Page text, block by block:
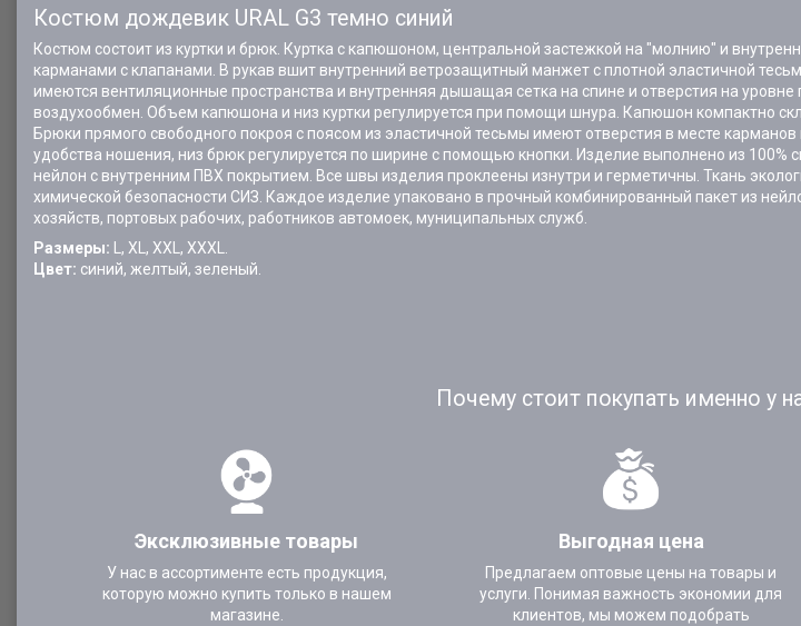
Костюм дождевик URAL G3 темно синий
Костюм состоит из куртки и брюк. Куртка с капюшоном, центральной застежкой на "молнию" и
карманами с клапанами. В рукав вшит внутренний ветрозащитный манжет с плотной эластичной
имеются вентиляционные пространства и внутренняя дышащая сетка на спине и отверстия на
воздухообмен. Объем капюшона и низ куртки регулируется при помощи шнура. Капюшон компактно
Брюки прямого свободного покроя с поясом из эластичной тесьмы имеют отверстия в месте карманов
удобства ношения, низ брюк регулируется по ширине с помощью кнопки. Изделие выполнено из 100%
нейлон с внутренним ПВХ покрытием. Все швы изделия проклеены изнутри и герметичны. Ткань
химической безопасности СИЗ. Каждое изделие упаковано в прочный комбинированный пакет из
хозяйств, портовых рабочих, работников автомоек, муниципальных служб.
Размеры: L, XL, XXL, XXXL.
Цвет: синий, желтый, зеленый.
Почему стоит покупать именно у
Эксклюзивные товары
У нас в ассортименте есть продукция,
которую можно купить только в нашем
магазине.
Выгодная цена
Предлагаем оптовые цены на товары и
услуги. Понимая важность экономии для
клиентов, мы можем подобрать